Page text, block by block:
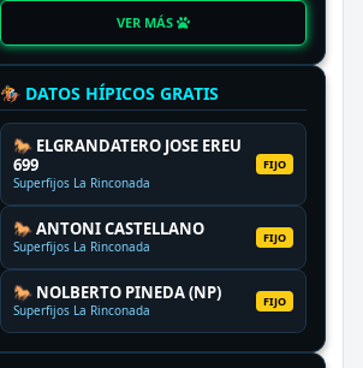
VER MÁS
🏇 DATOS HÍPICOS GRATIS
🐎 ELGRANDATERO JOSE EREU
699
Superfijos La Rinconada
FIJO
🐎 ANTONI CASTELLANO
Superfijos La Rinconada
FIJO
🐎 NOLBERTO PINEDA (NP)
Superfijos La Rinconada
FIJO